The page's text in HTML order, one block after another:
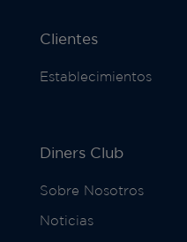
Clientes
Establecimientos
Diners Club
Sobre Nosotros
Noticias